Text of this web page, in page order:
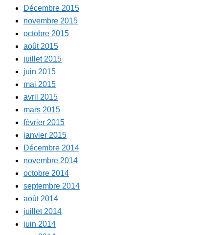
Décembre 2015
novembre 2015
octobre 2015
août 2015
juillet 2015
juin 2015
mai 2015
avril 2015
mars 2015
février 2015
janvier 2015
Décembre 2014
novembre 2014
octobre 2014
septembre 2014
août 2014
juillet 2014
juin 2014